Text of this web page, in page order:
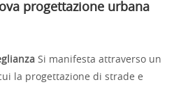
progettazione urbana
Si manifesta attraverso un
la progettazione di strade e